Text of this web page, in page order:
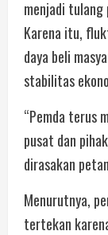
menjadi tulang
Karena itu,
daya beli
stabilitas
“Pemda terus
pusat dan
dirasakan
Menurutnya,
tertekan